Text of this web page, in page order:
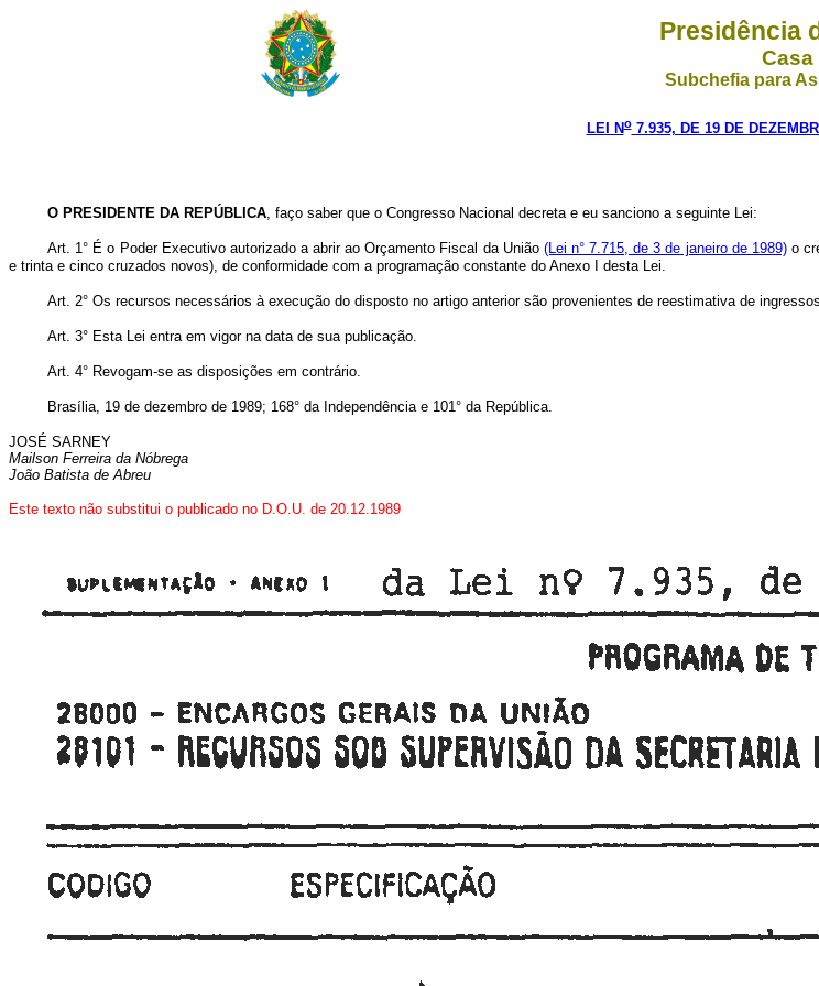
Presidência
Casa
Subchefia para
LEI No7.935, DE 19 DE
O PRESIDENTE DA REPÚBLICA, faço saber que o Congresso Nacional decreta e eu sanciono a seguinte Lei:
Art. 1° É o Poder Executivo autorizado a abrir ao Orçamento Fiscal da União (Lei n° 7.715, de 3 de janeiro de 1989)o
e trinta e cinco cruzados novos), de conformidade com a programação constante do Anexo I desta Lei.
Art. 2° Os recursos necessários à execução do disposto no artigo anterior são provenientes de reestimativa de
Art. 3° Esta Lei entra em vigor na data de sua publicação.
Art. 4° Revogam-se as disposições em contrário.
Brasília, 19 de dezembro de 1989; 168° da Independência e 101° da República.
JOSÉ SARNEY
Mailson Ferreira da Nóbrega
João Batista de Abreu
Este texto não substitui o publicado no D.O.U. de 20.12.1989